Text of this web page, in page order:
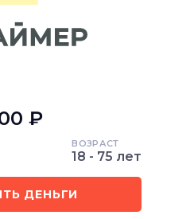
₽
ВОЗРАСТ
18 - 75 лет
ДЕНЬГИ